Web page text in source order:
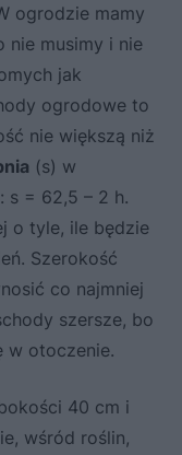
ogrodzie mamy
nie musimy i nie
jak
ogrodowe to
nie większą niż
(s) w
s = 62,5 – 2 h.
o tyle, ile będzie
Szerokość
co najmniej
szersze, bo
w otoczenie.
40 cm i
wśród roślin,